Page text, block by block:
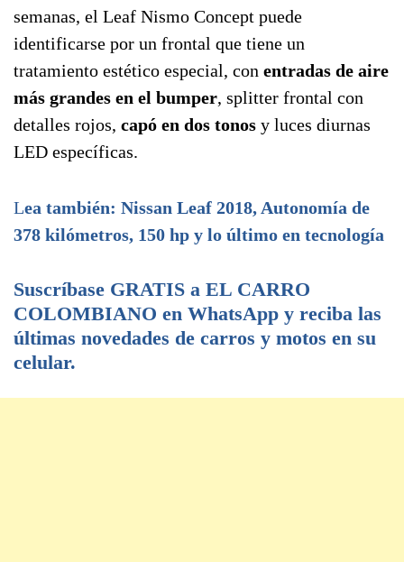
semanas, el Leaf Nismo Concept puede
identificarse por un frontal que tiene un
tratamiento estético especial, con entradas de aire
más grandes en el bumper, splitter frontal con
detalles rojos, capó en dos tonos y luces diurnas
LED específicas.
Lea también: Nissan Leaf 2018, Autonomía de
378 kilómetros, 150 hp y lo último en tecnología
Suscríbase GRATIS a EL CARRO
COLOMBIANO en WhatsApp y reciba las
últimas novedades de carros y motos en su
celular.